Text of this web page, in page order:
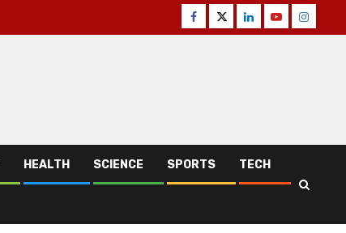
Facebook
TwitterLinkedinYoutube
HEALTH SCIENCE SPORTS TECH